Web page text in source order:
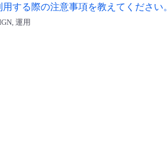
用する際の注意事項を教えてください。
運用